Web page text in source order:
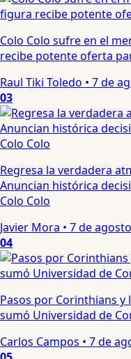
Colo Colo sufre en el
recibe potente oferta
Raul Tiki Toledo • 7 de
03
Regresa la verdadera
Anuncian histórica
Colo Colo
Javier Mora • 7 de
04
Pasos por Corinthians y
sumó Universidad de
Carlos Campos • 7 de